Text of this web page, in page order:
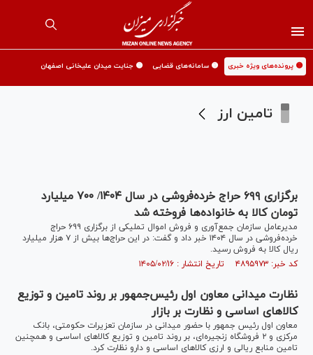
🟡 پرونده‌های ویژه خبری 🟡 سامانه‌های قضایی 🟡 جنایت میدان علیخانی اصفهان
تامین ارز
برگزاری ۶۹۹ حراج خرده‌فروشی در سال ۱۴۰۴/ ۷۰۰ میلیارد
تومان کالا به خانواده‌ها فروخته شد
مدیرعامل سازمان جمع‌آوری و فروش اموال تملیکی از برگزاری ۶۹۹ حراج
خرده‌فروشی در سال ۱۴۰۴ خبر داد و گفت: در این حراج‌ها بیش از ۷ هزار میلیارد
ریال کالا به فروش رسید.
کد خبر: ۴۸۹۵۹۷۳ تاریخ انتشار : ۱۴۰۵/۰۲/۱۶
نظارت میدانی معاون اول رئیس‌جمهور بر روند تامین و توزیع
کالا‌های اساسی و نظارت بر بازار
معاون اول رئیس جمهور با حضور میدانی در سازمان تعزیرات حکومتی، بانک
مرکزی و ۲ فروشگاه زنجیره‌ای، بر روند تامین و توزیع کالا‌های اساسی و همچنین
تامین منابع ریالی و ارزی کالا‌های اساسی و دارو نظارت کرد.